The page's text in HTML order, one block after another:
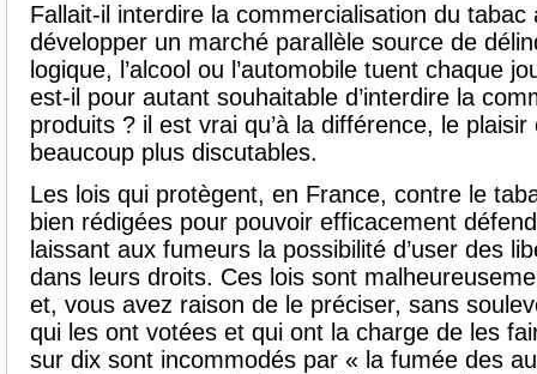
Fallait-il interdire la commercialisation du
développer un marché parallèle source de
logique, l’alcool ou l’automobile tuent chaque
est-il pour autant souhaitable d’interdire la
produits ? il est vrai qu’à la différence, le plaisir
beaucoup plus discutables.
Les lois qui protègent, en France, contre le
bien rédigées pour pouvoir efficacement
laissant aux fumeurs la possibilité d’user des
dans leurs droits. Ces lois sont
et, vous avez raison de le préciser, sans
qui les ont votées et qui ont la charge de les
sur dix sont incommodés par « la fumée des